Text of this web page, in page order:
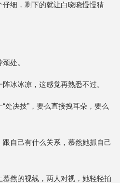
细，剩下的就让白晓晓慢慢猜
处。
冰冰凉，这感觉再熟悉不过。
处决技”，要么直接拽耳朵，要么
自己有什么关系，慕然她抓自己
然的视线，两人对视，她轻轻拍